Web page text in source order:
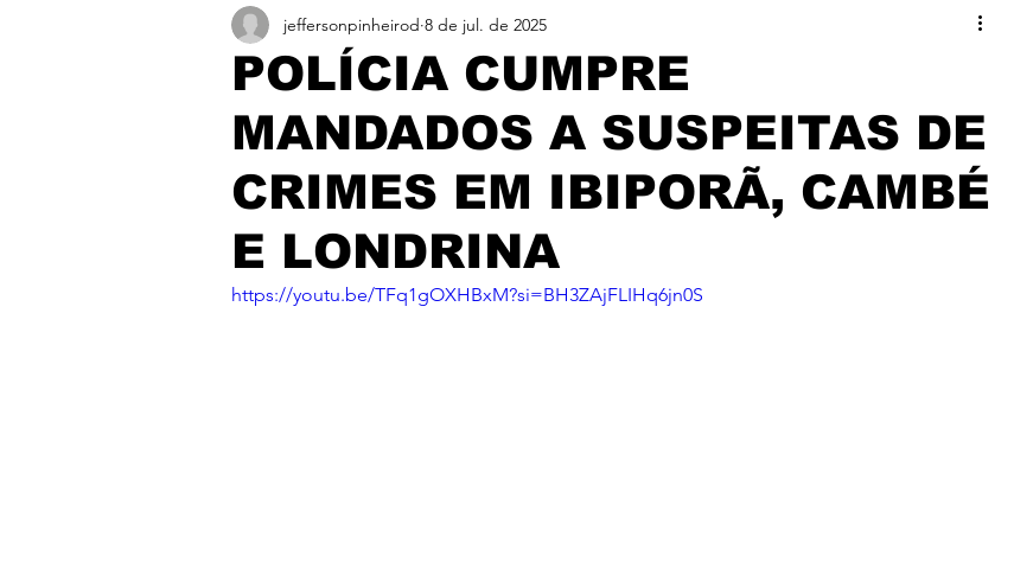
Região Sertanópolis Destaque
POLÍCIA CUMPRE
MANDADOS A SUSPEITAS DE
CRIMES EM IBIPORÃ, CAMBÉ
E LONDRINA
jeffersonpinheirod 8 de jul. de 2025
https://youtu.be/TFq1gOXHBxM?si=BH3ZAjFLIHq6jn0S